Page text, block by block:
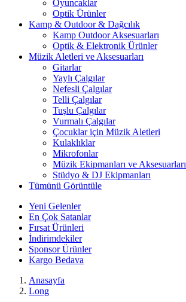
Oyuncaklar
Optik Ürünler
Kamp & Outdoor & Dağcılık
Kamp Outdoor Aksesuarları
Optik & Elektronik Ürünler
Müzik Aletleri ve Aksesuarları
Gitarlar
Yaylı Çalgılar
Nefesli Çalgılar
Telli Çalgılar
Tuşlu Çalgılar
Vurmalı Çalgılar
Çocuklar için Müzik Aletleri
Kulaklıklar
Mikrofonlar
Müzik Ekipmanları ve Aksesuarları
Stüdyo & DJ Ekipmanları
Tümünü Görüntüle
Yeni Gelenler
En Çok Satanlar
Fırsat Ürünleri
İndirimdekiler
Sponsor Ürünler
Kargo Bedava
Anasayfa
Long